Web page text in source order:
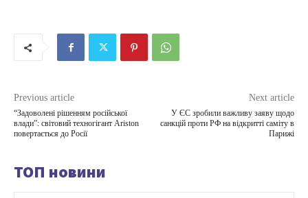
Previous article
“Задоволені рішенням російської
влади”: світовий техногігант Ariston
повертається до Росії
Next article
У ЄС зробили важливу заяву щодо
санкцій проти РФ на відкритті саміту в
Парижі
ТОП новини